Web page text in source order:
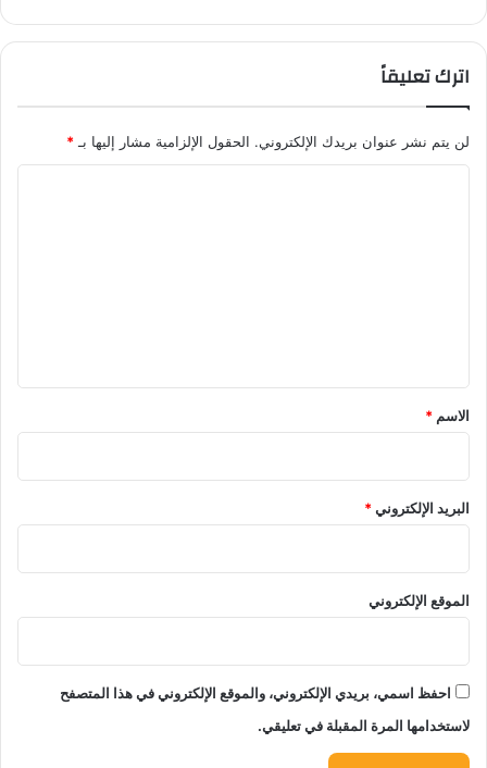
اترك تعليقاً
لن يتم نشر عنوان بريدك الإلكتروني. الحقول الإلزامية مشار إليها بـ *
*
الاسم *
البريد الإلكتروني*
الموقع الإلكتروني
احفظ اسمي، بريدي الإلكتروني، والموقع الإلكتروني في هذا المتصفح
لاستخدامها المرة المقبلة في تعليقي.